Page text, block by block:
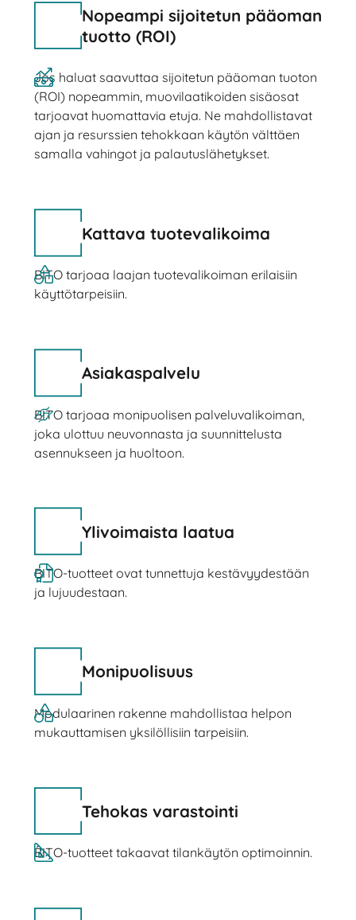
Nopeampi sijoitetun pääoman
tuotto (ROI)
Jos haluat saavuttaa sijoitetun pääoman tuoton
(ROI) nopeammin, muovilaatikoiden sisäosat
tarjoavat huomattavia etuja. Ne mahdollistavat
ajan ja resurssien tehokkaan käytön välttäen
samalla vahingot ja palautuslähetykset.
Kattava tuotevalikoima
BITO tarjoaa laajan tuotevalikoiman erilaisiin
käyttötarpeisiin.
Asiakaspalvelu
BITO tarjoaa monipuolisen palveluvalikoiman,
joka ulottuu neuvonnasta ja suunnittelusta
asennukseen ja huoltoon.
Ylivoimaista laatua
BITO-tuotteet ovat tunnettuja kestävyydestään
ja lujuudestaan.
Monipuolisuus
Modulaarinen rakenne mahdollistaa helpon
mukauttamisen yksilöllisiin tarpeisiin.
Tehokas varastointi
BITO-tuotteet takaavat tilankäytön optimoinnin.